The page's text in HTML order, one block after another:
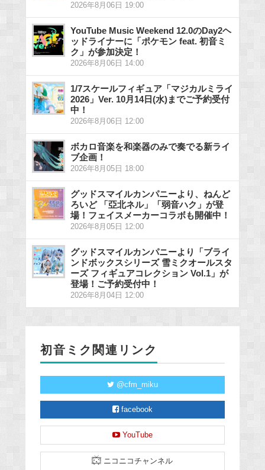
2026年8月06日 19:00
YouTube Music Weekend 12.0のDay2ヘ
ッドライナーに「ポケモン feat. 初音ミ
ク」が参加決定！
2026年8月06日 14:00
1/7スケールフィギュア「マジカルミライ
2026」Ver. 10月14日(水)までご予約受付
中！
2026年8月06日 12:00
ボカロ音楽を和楽器のみで奏でる新ライ
ブ企画！
2026年8月05日 18:00
グッドスマイルカンパニーより、ねんど
ろいど 「亞北ネル」「弱音ハク」が登
場！フェイスメーカーコラボも開催中！
2026年8月05日 12:00
グッドスマイルカンパニーより「ブライ
ンドボックスシリーズ 雪ミクオールスタ
ーズ フィギュアコレクション Vol.1」が
登場！ご予約受付中！
2026年8月04日 12:00
初音ミク関連リンク
@cfm_miku
facebook
YouTube
ニコニコチャンネル